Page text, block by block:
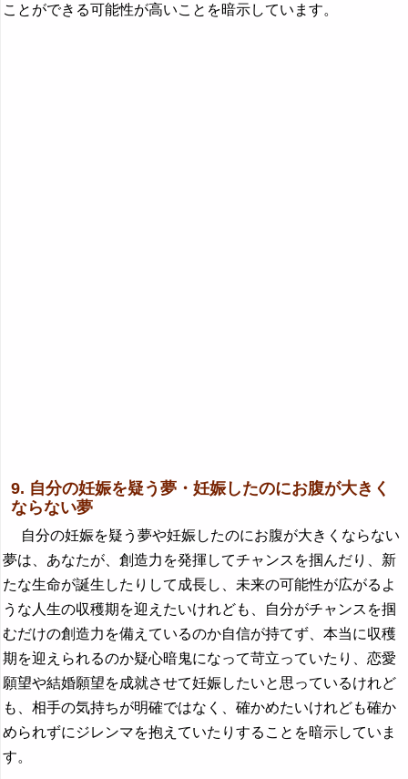
ことができる可能性が高いことを暗示しています。
9. 自分の妊娠を疑う夢・妊娠したのにお腹が大きく
ならない夢
自分の妊娠を疑う夢や妊娠したのにお腹が大きくならない
夢は、あなたが、創造力を発揮してチャンスを掴んだり、新
たな生命が誕生したりして成長し、未来の可能性が広がるよ
うな人生の収穫期を迎えたいけれども、自分がチャンスを掴
むだけの創造力を備えているのか自信が持てず、本当に収穫
期を迎えられるのか疑心暗鬼になって苛立っていたり、恋愛
願望や結婚願望を成就させて妊娠したいと思っているけれど
も、相手の気持ちが明確ではなく、確かめたいけれども確か
められずにジレンマを抱えていたりすることを暗示していま
す。